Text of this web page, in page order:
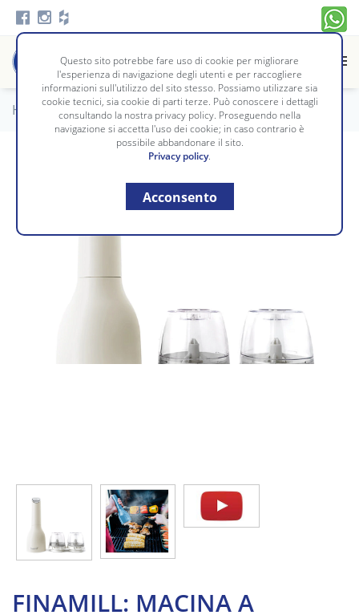
Home / Tavola e Cucina / PREPARAZIONE
FINAMILL: MACINA A
Questo sito potrebbe fare uso di cookie per migliorare
l'esperienza di navigazione degli utenti e per raccogliere
informazioni sull'utilizzo del sito stesso. Possiamo utilizzare sia
cookie tecnici, sia cookie di parti terze. Può conoscere i dettagli
consultando la nostra privacy policy. Proseguendo nella
navigazione si accetta l'uso dei cookie; in caso contrario è
possibile abbandonare il sito.
Privacy policy.
Acconsento